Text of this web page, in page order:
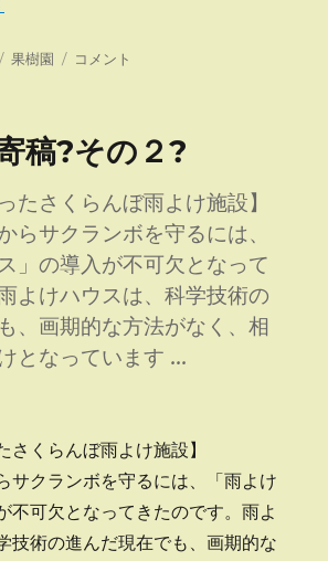
カ
ー
果樹園
土
寄
稿?
そ
３?
に
コメント
稿?その２?
たさくらんぼ雨よけ施設】
らサクランボを守るには、
」の導入が不可欠となって
よけハウスは、科学技術の
、画期的な方法がなく、相
となっています …
その２?” の
さくらんぼ雨よけ施設】
サクランボを守るには、「雨よけ
不可欠となってきたのです。雨よ
技術の進んだ現在でも、画期的な